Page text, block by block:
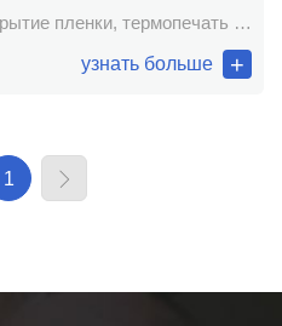
пленки, термопечать и
узнать больше
1